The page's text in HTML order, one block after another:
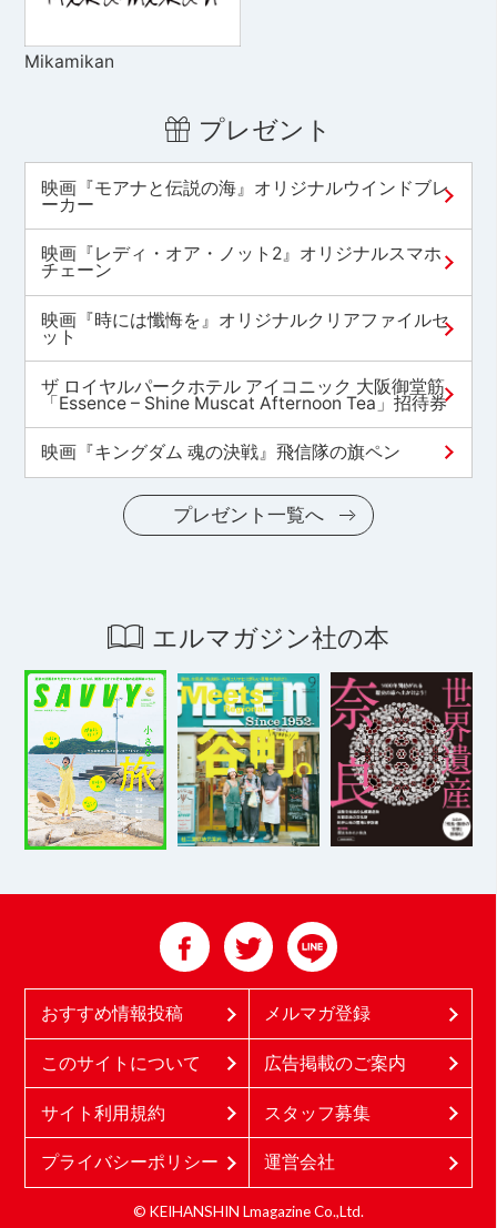
Mikamikan
プレゼント
映画『モアナと伝説の海』オリジナルウインドブレ
ーカー
映画『レディ・オア・ノット2』オリジナルスマホ
チェーン
映画『時には懺悔を』オリジナルクリアファイルセ
ット
ザ ロイヤルパークホテル アイコニック 大阪御堂筋
「Essence – Shine Muscat Afternoon Tea」招待券
映画『キングダム 魂の決戦』飛信隊の旗ペン
プレゼント一覧へ
エルマガジン社の本
おすすめ情報投稿 メルマガ登録
このサイトについて 広告掲載のご案内
サイト利用規約 スタッフ募集
プライバシーポリシー 運営会社
© KEIHANSHIN Lmagazine Co.,Ltd.